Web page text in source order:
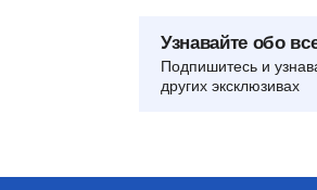
Узнавайте обо
Подпишитесь и
других эксклюзивах